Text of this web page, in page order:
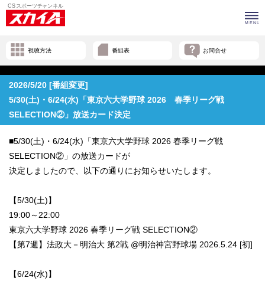
視聴方法 番組表 お問合せ
2026/5/20 [番組変更]
5/30(土)・6/24(水)「東京六大学野球 2026 春季リーグ戦
SELECTION②」放送カード決定
■5/30(土)・6/24(水)「東京六大学野球 2026 春季リーグ戦
SELECTION②」の放送カードが
決定しましたので、以下の通りにお知らせいたします。
【5/30(土)】
19:00～22:00
東京六大学野球 2026 春季リーグ戦 SELECTION②
【第7週】法政大－明治大 第2戦 @明治神宮野球場 2026.5.24 [初]
【6/24(水)】